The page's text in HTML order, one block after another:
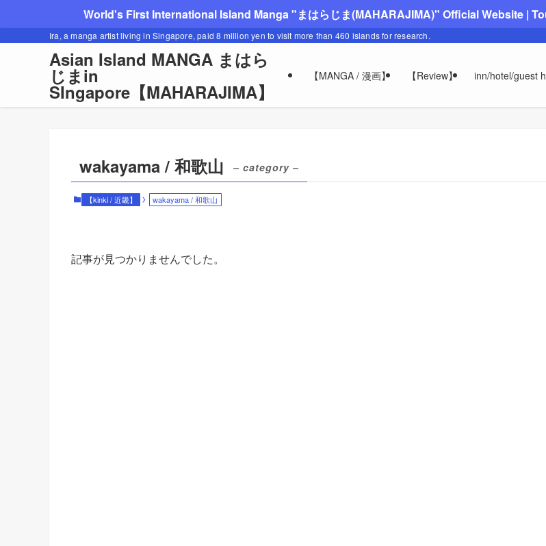
World's First International Island Manga "まはらじま(MAHARAJIMA)" Official Website |
Ira, a manga artist living in Singapore, paid 8 million yen to visit more than 460 islands for research.
Asian Island MANGA まはら
じまin
SIngapore【MAHARAJIMA】
【MANGA / 漫画】 【Review】 inn/hotel/guest
wakayama / 和歌山 – category –
【kinki / 近畿】 wakayama / 和歌山
記事が見つかりませんでした。